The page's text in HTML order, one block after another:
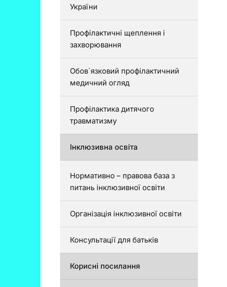
України
Профілактичні щеплення і
захворювання
Обов`язковий профілактичний
медичний огляд
Профілактика дитячого
травматизму
Інклюзивна освіта
Нормативно – правова база з
питань інклюзивної освіти
Організація інклюзивної освіти
Консультації для батьків
Корисні посилання